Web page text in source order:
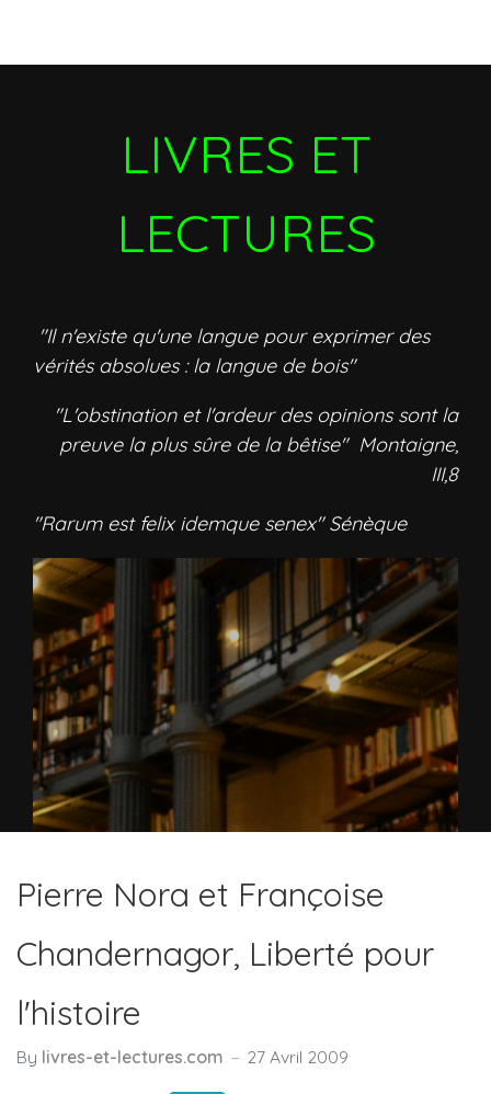
LIVRES ET
LECTURES
"Il n'existe qu'une langue pour exprimer des
vérités absolues : la langue de bois"
"L'obstination et l'ardeur des opinions sont la
preuve la plus sûre de la bêtise" Montaigne,
III,8
"Rarum est felix idemque senex" Sénèque
Pierre Nora et Françoise
Chandernagor, Liberté pour
l'histoire
By livres-et-lectures.com 27 Avril 2009